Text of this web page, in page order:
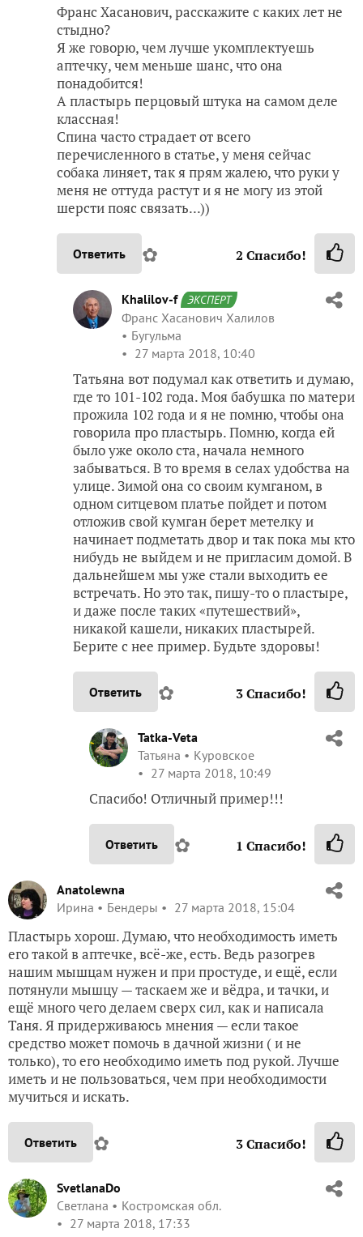
Франс Хасанович, расскажите с каких лет не
стыдно?
Я же говорю, чем лучше укомплектуешь
аптечку, чем меньше шанс, что она
понадобится!
А пластырь перцовый штука на самом деле
классная!
Спина часто страдает от всего
перечисленного в статье, у меня сейчас
собака линяет, так я прям жалею, что руки у
меня не оттуда растут и я не могу из этой
шерсти пояс связать...))
Ответить ✿ 2 Спасибо!
Khalilov-f ЭКСПЕРТ
Франс Хасанович Халилов
Бугульма
27 марта 2018, 10:40
Татьяна вот подумал как ответить и думаю,
где то 101-102 года. Моя бабушка по матери
прожила 102 года и я не помню, чтобы она
говорила про пластырь. Помню, когда ей
было уже около ста, начала немного
забываться. В то время в селах удобства на
улице. Зимой она со своим кумганом, в
одном ситцевом платье пойдет и потом
отложив свой кумган берет метелку и
начинает подметать двор и так пока мы кто
нибудь не выйдем и не пригласим домой. В
дальнейшем мы уже стали выходить ее
встречать. Но это так, пишу-то о пластыре,
и даже после таких «путешествий»,
никакой кашели, никаких пластырей.
Берите с нее пример. Будьте здоровы!
Ответить ✿ 3Спасибо!
Tatka-Veta
Татьяна
Куровское
27 марта 2018, 10:49
Спасибо! Отличный пример!!!
Ответить ✿ 1 Спасибо!
Anatolewna
Ирина
Бендеры 27 марта 2018, 15:04
Пластырь хорош. Думаю, что необходимость иметь
его такой в аптечке, всё-же, есть. Ведь разогрев
нашим мышцам нужен и при простуде, и ещё, если
потянули мышцу — таскаем же и вёдра, и тачки, и
ещё много чего делаем сверх сил, как и написала
Таня. Я придерживаюсь мнения — если такое
средство может помочь в дачной жизни ( и не
только), то его необходимо иметь под рукой. Лучше
иметь и не пользоваться, чем при необходимости
мучиться и искать.
Ответить ✿ 3Спасибо!
SvetlanaDo
Светлана
Костромская обл.
27 марта 2018, 17:33